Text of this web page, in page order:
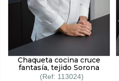
Chaqueta cocina cruce
fantasía, tejido Sorona
113024